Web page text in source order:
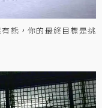
熊，你的最終目標是挑